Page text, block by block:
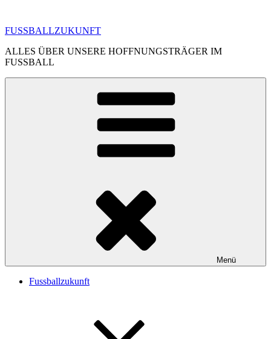
springen
FUSSBALLZUKUNFT
ALLES ÜBER UNSERE HOFFNUNGSTRÄGER IM
FUSSBALL
Menü
Fussballzukunft